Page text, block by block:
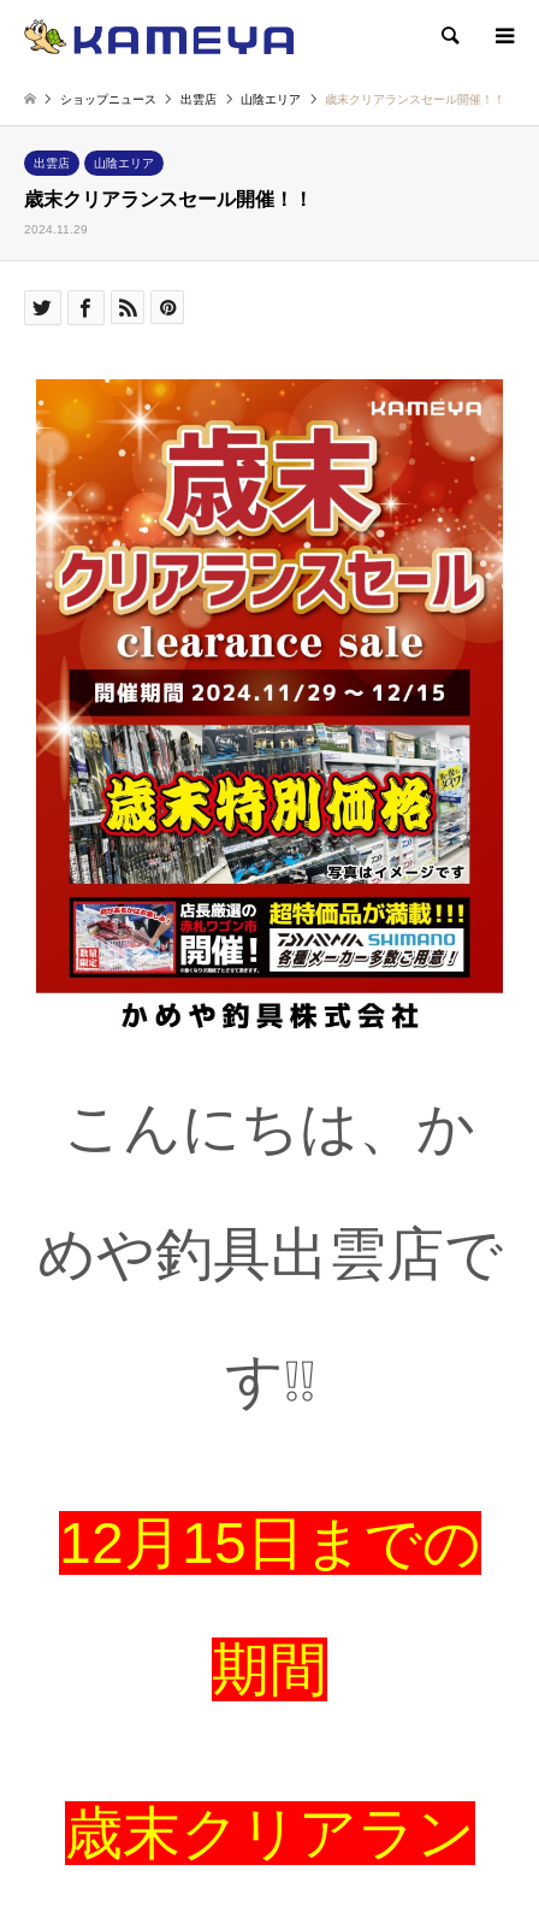
検索
ショップニュース 出雲店 山陰エリア 歳末クリアランスセール開催！！
出雲店 山陰エリア
歳末クリアランスセール開催！！
2024.11.29
こんにちは、か
めや釣具出雲店で
す❕❕
12月15日までの
期間
歳末クリアラン